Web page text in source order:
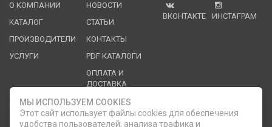
О КОМПАНИИ
КАТАЛОГ
ПРОИЗВОДИТЕЛИ
УСЛУГИ
НОВОСТИ
СТАТЬИ
КОНТАКТЫ
PDF КАТАЛОГИ
ОПЛАТА И
ДОСТАВКА
ВКОНТАКТЕ ИНСТАГРАМ
Служба клиентской поддержки
МЫ ИСПОЛЬЗУЕМ COOKIES
Этот сайт использует файлы cookies для обеспечения
удобства пользователей, анализа трафика и